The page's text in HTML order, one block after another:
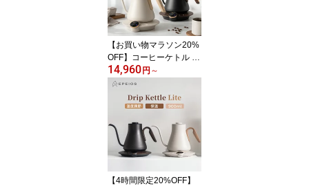
【お買い物マラソン20%
OFF】コーヒーケトル E
PEIOS 電気ケトル 0.5℃
単位温度調節 ドリップケ
トル 60分間保温 コーヒ
ーポット 電気ポット や
かん おしゃれ 0.9L 最大1
500W コーヒーポット 保
温 急速沸騰 細口 注ぎや
すい ステンレス エペイ
オス
14,960円 ～
【4時間限定20%OFF】